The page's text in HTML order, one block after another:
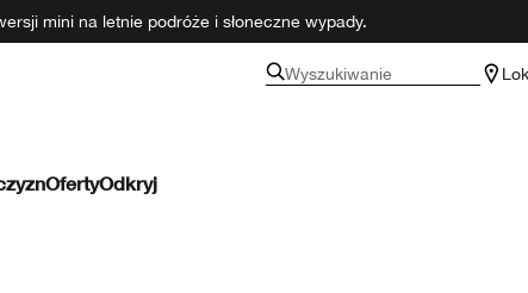
mini na letnie podróże i słoneczne wypady.
Wyszukiwanie
OfertyOdkryj